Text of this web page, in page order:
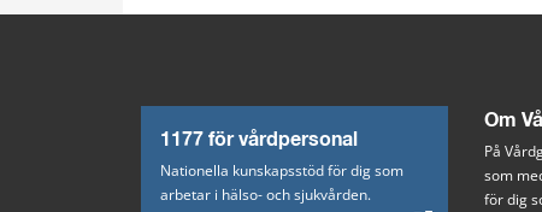
1177 för vårdpersonal
Nationella kunskapsstöd för dig som
arbetar i hälso- och sjukvården.
Om
På
som
för dig